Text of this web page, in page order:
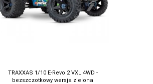
TRAXXAS 1/10 E-Revo 2 VXL 4WD -
bezszczotkowy wersja zielona